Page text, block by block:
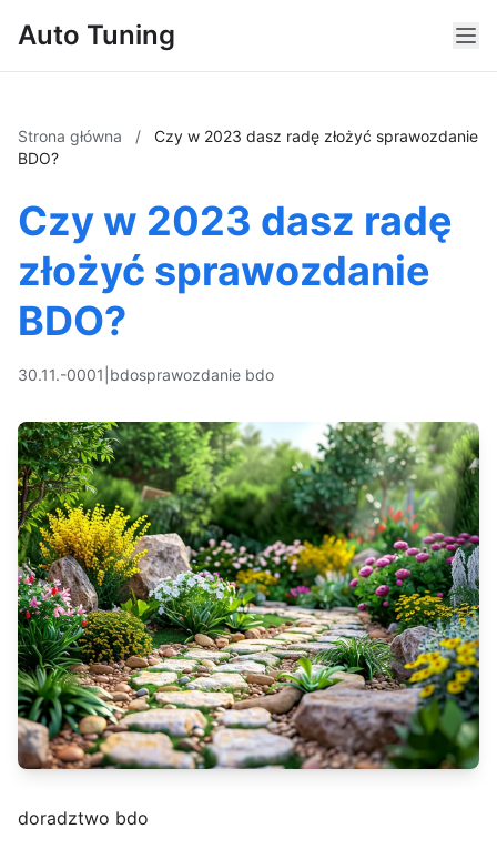
Auto Tuning
Strona główna /
Czy w 2023 dasz radę złożyć sprawozdanie
BDO?
Czy w 2023 dasz radę
złożyć sprawozdanie
BDO?
30.11.-0001 bdosprawozdanie bdo
doradztwo bdo